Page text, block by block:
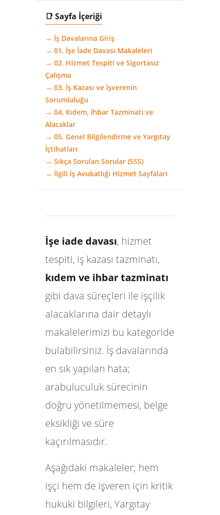
📑 Sayfa İçeriği
→ İş Davalarına Giriş
→ 01. İşe İade Davası Makaleleri
→ 02. Hizmet Tespiti ve Sigortasız
Çalışma
→ 03. İş Kazası ve İşverenin
Sorumluluğu
→ 04. Kıdem, İhbar Tazminatı ve
Alacaklar
→ 05. Genel Bilgilendirme ve Yargıtay
İçtihatları
→ Sıkça Sorulan Sorular (SSS)
→ İlgili İş Avukatlığı Hizmet Sayfaları
İşe iade davası, hizmet
tespiti, iş kazası tazminatı,
kıdem ve ihbar tazminatı
gibi dava süreçleri ile işçilik
alacaklarına dair detaylı
makalelerimizi bu kategoride
bulabilirsiniz. İş davalarında
en sık yapılan hata;
arabuluculuk sürecinin
doğru yönetilmemesi, belge
eksikliği ve süre
kaçırılmasıdır.
Aşağıdaki makaleler; hem
işçi hem de işveren için kritik
hukuki bilgileri, Yargıtay